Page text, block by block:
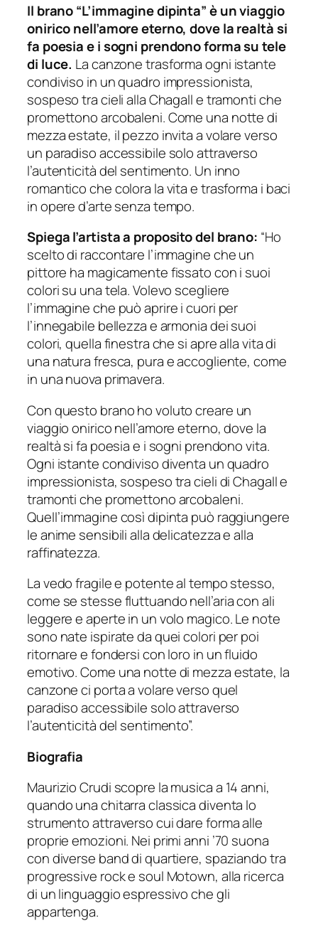
Il brano “L’immagine dipinta” è un viaggio
onirico nell’amore eterno, dove la realtà si
fa poesia e i sogni prendono forma su tele
di luce. La canzone trasforma ogni istante
condiviso in un quadro impressionista,
sospeso tra cieli alla Chagall e tramonti che
promettono arcobaleni. Come una notte di
mezza estate, il pezzo invita a volare verso
un paradiso accessibile solo attraverso
l’autenticità del sentimento. Un inno
romantico che colora la vita e trasforma i baci
in opere d’arte senza tempo.
Spiega l’artista a proposito del brano: “Ho
scelto di raccontare l’immagine che un
pittore ha magicamente fissato con i suoi
colori su una tela. Volevo scegliere
l’immagine che può aprire i cuori per
l’innegabile bellezza e armonia dei suoi
colori, quella finestra che si apre alla vita di
una natura fresca, pura e accogliente, come
in una nuova primavera.
Con questo brano ho voluto creare un
viaggio onirico nell’amore eterno, dove la
realtà si fa poesia e i sogni prendono vita.
Ogni istante condiviso diventa un quadro
impressionista, sospeso tra cieli di Chagall e
tramonti che promettono arcobaleni.
Quell’immagine così dipinta può raggiungere
le anime sensibili alla delicatezza e alla
raffinatezza.
La vedo fragile e potente al tempo stesso,
come se stesse fluttuando nell’aria con ali
leggere e aperte in un volo magico. Le note
sono nate ispirate da quei colori per poi
ritornare e fondersi con loro in un fluido
emotivo. Come una notte di mezza estate, la
canzone ci porta a volare verso quel
paradiso accessibile solo attraverso
l’autenticità del sentimento”.
Biografia
Maurizio Crudi scopre la musica a 14 anni,
quando una chitarra classica diventa lo
strumento attraverso cui dare forma alle
proprie emozioni. Nei primi anni ’70 suona
con diverse band di quartiere, spaziando tra
progressive rock e soul Motown, alla ricerca
di un linguaggio espressivo che gli
appartenga.